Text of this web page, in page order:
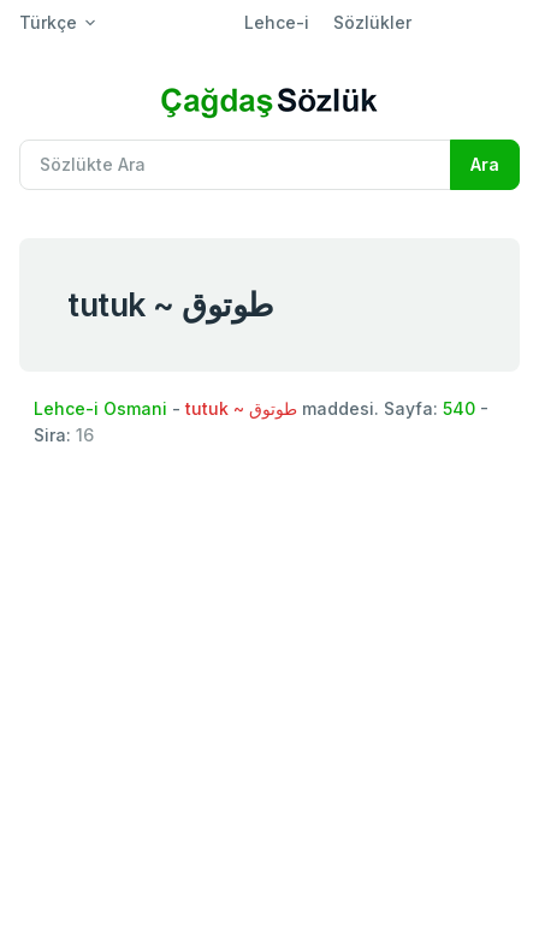
Türkçe Lehce-i Sözlükler
tutuk ~ طوتوق
Lehce-i Osmani - tutuk ~ طوتوق maddesi. Sayfa: 540 -
Sira: 16